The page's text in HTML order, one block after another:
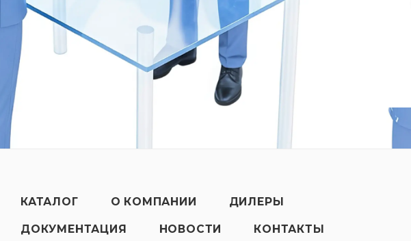
КАТАЛОГ О КОМПАНИИ ДИЛЕРЫ
ДОКУМЕНТАЦИЯ НОВОСТИ КОНТАКТЫ